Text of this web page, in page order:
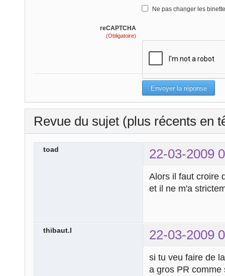
Ne pas changer les
reCAPTCHA
(Obligatoire)
Revue du sujet (plus récents en
toad 22-03-2009
Alors il faut croire
et il ne m'a
thibaut.l 22-03-2009
si tu veu faire de
a gros PR comme